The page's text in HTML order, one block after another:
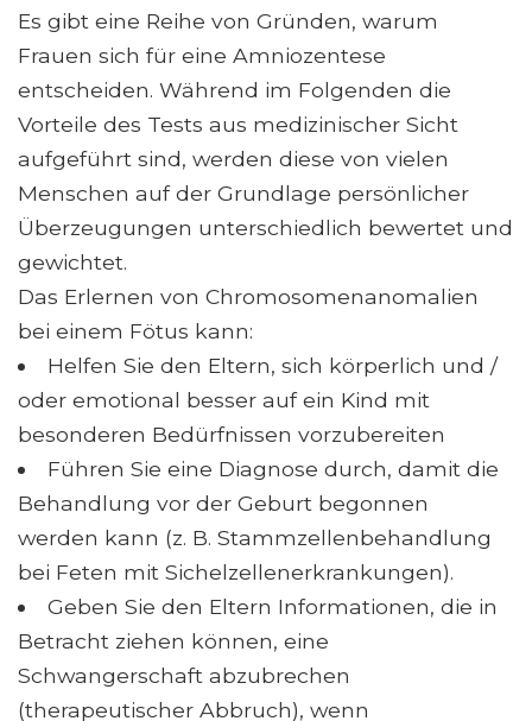
Es gibt eine Reihe von Gründen, warum
Frauen sich für eine Amniozentese
entscheiden. Während im Folgenden die
Vorteile des Tests aus medizinischer Sicht
aufgeführt sind, werden diese von vielen
Menschen auf der Grundlage persönlicher
Überzeugungen unterschiedlich bewertet und
gewichtet.
Das Erlernen von Chromosomenanomalien
bei einem Fötus kann:
Helfen Sie den Eltern, sich körperlich und /
oder emotional besser auf ein Kind mit
besonderen Bedürfnissen vorzubereiten
Führen Sie eine Diagnose durch, damit die
Behandlung vor der Geburt begonnen
werden kann (z. B. Stammzellenbehandlung
bei Feten mit Sichelzellenerkrankungen).
Geben Sie den Eltern Informationen, die in
Betracht ziehen können, eine
Schwangerschaft abzubrechen
(therapeutischer Abbruch), wenn